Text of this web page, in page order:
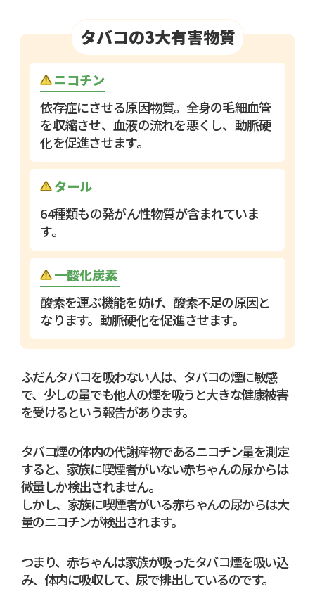
タバコの3大有害物質
ニコチン
依存症にさせる原因物質。全身の毛細血管
を収縮させ、血液の流れを悪くし、動脈硬
化を促進させます。
タール
64種類もの発がん性物質が含まれていま
す。
一酸化炭素
酸素を運ぶ機能を妨げ、酸素不足の原因と
なります。動脈硬化を促進させます。
ふだんタバコを吸わない人は、タバコの煙に敏感
で、少しの量でも他人の煙を吸うと大きな健康被害
を受けるという報告があります。
タバコ煙の体内の代謝産物であるニコチン量を測定
すると、家族に喫煙者がいない赤ちゃんの尿からは
微量しか検出されません。
しかし、家族に喫煙者がいる赤ちゃんの尿からは大
量のニコチンが検出されます。
つまり、赤ちゃんは家族が吸ったタバコ煙を吸い込
み、体内に吸収して、尿で排出しているのです。